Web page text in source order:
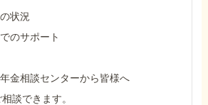
知識
状況
のサポート
金相談センターから皆様へ
談できます。